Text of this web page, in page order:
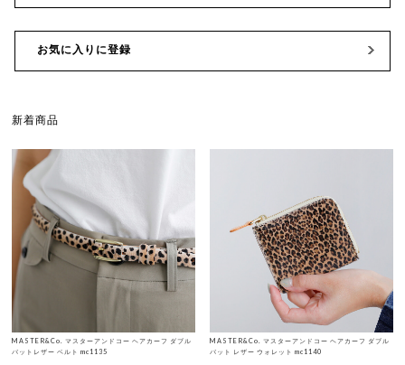
お気に入りに登録
新着商品
MASTER&Co. マスターアンドコー ヘアカーフ ダブル
バットレザー ベルト mc1135
MASTER&Co. マスターアンドコー ヘアカーフ ダブル
バット レザー ウォレット mc1140